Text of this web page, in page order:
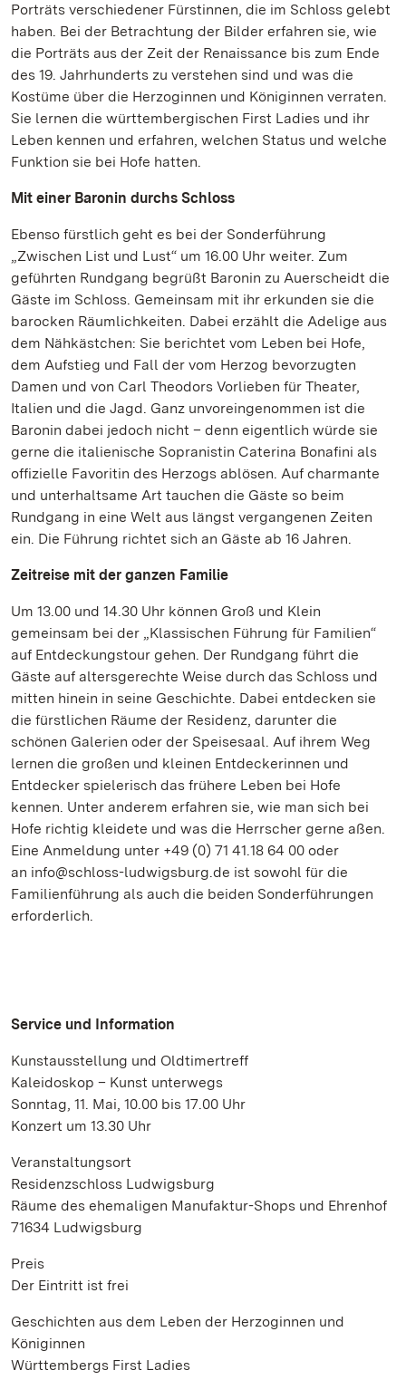
Porträts verschiedener Fürstinnen, die im Schloss gelebt
haben. Bei der Betrachtung der Bilder erfahren sie, wie
die Porträts aus der Zeit der Renaissance bis zum Ende
des 19. Jahrhunderts zu verstehen sind und was die
Kostüme über die Herzoginnen und Königinnen verraten.
Sie lernen die württembergischen First Ladies und ihr
Leben kennen und erfahren, welchen Status und welche
Funktion sie bei Hofe hatten.
Mit einer Baronin durchs Schloss
Ebenso fürstlich geht es bei der Sonderführung
„Zwischen List und Lust“ um 16.00 Uhr weiter. Zum
geführten Rundgang begrüßt Baronin zu Auerscheidt die
Gäste im Schloss. Gemeinsam mit ihr erkunden sie die
barocken Räumlichkeiten. Dabei erzählt die Adelige aus
dem Nähkästchen: Sie berichtet vom Leben bei Hofe,
dem Aufstieg und Fall der vom Herzog bevorzugten
Damen und von Carl Theodors Vorlieben für Theater,
Italien und die Jagd. Ganz unvoreingenommen ist die
Baronin dabei jedoch nicht – denn eigentlich würde sie
gerne die italienische Sopranistin Caterina Bonafini als
offizielle Favoritin des Herzogs ablösen. Auf charmante
und unterhaltsame Art tauchen die Gäste so beim
Rundgang in eine Welt aus längst vergangenen Zeiten
ein. Die Führung richtet sich an Gäste ab 16 Jahren.
Zeitreise mit der ganzen Familie
Um 13.00 und 14.30 Uhr können Groß und Klein
gemeinsam bei der „Klassischen Führung für Familien“
auf Entdeckungstour gehen. Der Rundgang führt die
Gäste auf altersgerechte Weise durch das Schloss und
mitten hinein in seine Geschichte. Dabei entdecken sie
die fürstlichen Räume der Residenz, darunter die
schönen Galerien oder der Speisesaal. Auf ihrem Weg
lernen die großen und kleinen Entdeckerinnen und
Entdecker spielerisch das frühere Leben bei Hofe
kennen. Unter anderem erfahren sie, wie man sich bei
Hofe richtig kleidete und was die Herrscher gerne aßen.
Eine Anmeldung unter +49 (0) 71 41.18 64 00 oder
an info@schloss-ludwigsburg.de ist sowohl für die
Familienführung als auch die beiden Sonderführungen
erforderlich.
Service und Information
Kunstausstellung und Oldtimertreff
Kaleidoskop – Kunst unterwegs
Sonntag, 11. Mai, 10.00 bis 17.00 Uhr
Konzert um 13.30 Uhr
Veranstaltungsort
Residenzschloss Ludwigsburg
Räume des ehemaligen Manufaktur-Shops und Ehrenhof
71634 Ludwigsburg
Preis
Der Eintritt ist frei
Geschichten aus dem Leben der Herzoginnen und
Königinnen
Württembergs First Ladies